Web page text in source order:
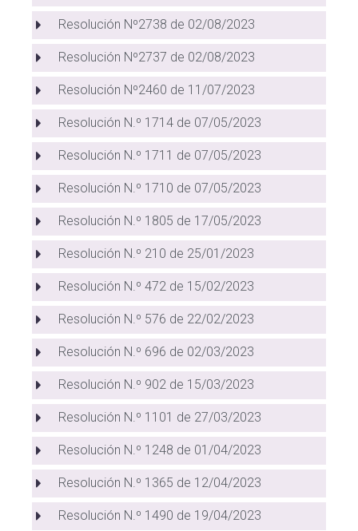
Resolución Nº2738 de 02/08/2023
Resolución Nº2737 de 02/08/2023
Resolución Nº2460 de 11/07/2023
Resolución N.º 1714 de 07/05/2023
Resolución N.º 1711 de 07/05/2023
Resolución N.º 1710 de 07/05/2023
Resolución N.º 1805 de 17/05/2023
Resolución N.º 210 de 25/01/2023
Resolución N.º 472 de 15/02/2023
Resolución N.º 576 de 22/02/2023
Resolución N.º 696 de 02/03/2023
Resolución N.º 902 de 15/03/2023
Resolución N.º 1101 de 27/03/2023
Resolución N.º 1248 de 01/04/2023
Resolución N.º 1365 de 12/04/2023
Resolución N.º 1490 de 19/04/2023